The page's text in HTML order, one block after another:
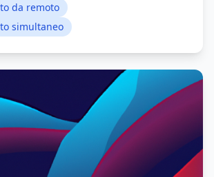
da remoto
simultaneo